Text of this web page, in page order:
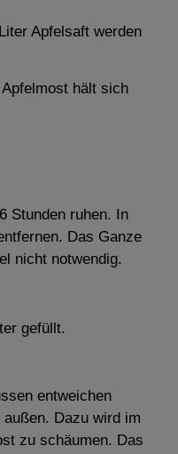
Apfelsaft werden
hält sich
Stunden ruhen. In
Das Ganze
nicht notwendig.
gefüllt.
entweichen
Dazu wird im
zu schäumen. Das